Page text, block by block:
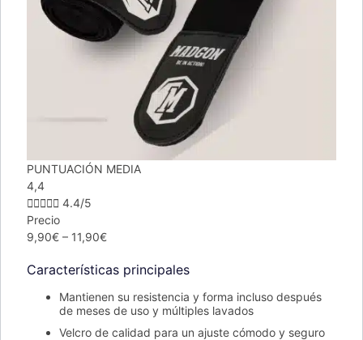
PUNTUACIÓN MEDIA
4,4
 4.4/5
Precio
9,90€ – 11,90€
Características principales
Mantienen su resistencia y forma incluso después
de meses de uso y múltiples lavados
Velcro de calidad para un ajuste cómodo y seguro